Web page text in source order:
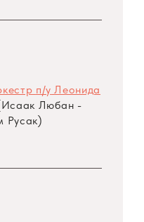
п/у Леонида
Любан -
Русак)